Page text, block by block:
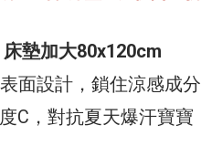
床墊加大80x120cm
面設計，鎖住涼感成分
C，對抗夏天爆汗寶寶